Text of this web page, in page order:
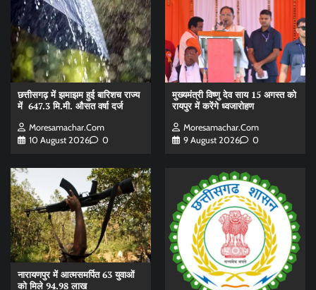
छत्तीसगढ़ में झमाझम हुई बारिशच राज्य
में 647.3 मि.मी. औसत वर्षा दर्ज
Moresamachar.com
10 August 2026
0
मुख्यमंत्री विष्णु देव साय 15 अगस्त को
रायपुर में करेंगे ध्वजारोहण
Moresamachar.com
9 August 2026
0
नारायणपुर में आत्मसमर्पित 63 युवाओं
को मिले 94.98 लाख